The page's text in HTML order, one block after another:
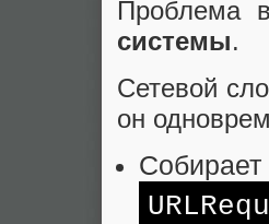
Проблема
системы.
Сетевой
он
Собирает